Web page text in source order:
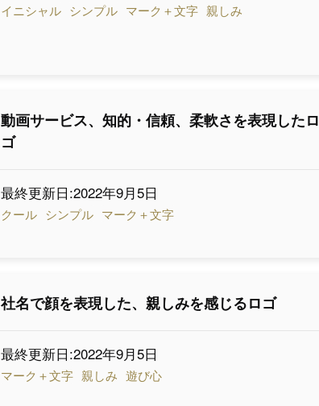
イニシャル シンプル マーク＋文字 親しみ
動画サービス、知的・信頼、柔軟さを表現したロ
ゴ
最終更新日:2022年9月5日
クール シンプル マーク＋文字
社名で顔を表現した、親しみを感じるロゴ
最終更新日:2022年9月5日
マーク＋文字 親しみ 遊び心